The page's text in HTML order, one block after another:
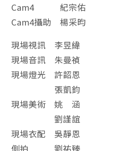
Cam4 紀宗佑
Cam4攝助 楊采昀
現場視訊 李昱緯
現場音訊 朱曼禎
現場燈光 許韶恩
張凱鈞
現場美術 姚 涵
劉謹誼
現場衣配 吳靜恩
側拍 劉祐臻